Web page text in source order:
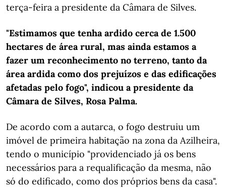
terça-feira a presidente da Câmara de Silves.
"Estimamos que tenha ardido cerca de 1.500
hectares de área rural, mas ainda estamos a
fazer um reconhecimento no terreno, tanto da
área ardida como dos prejuízos e das edificações
afetadas pelo fogo", indicou a presidente da
Câmara de Silves, Rosa Palma.
De acordo com a autarca, o fogo destruiu um
imóvel de primeira habitação na zona da Azilheira,
tendo o município "providenciado já os bens
necessários para a requalificação da mesma, não
só do edificado, como dos próprios bens da casa".